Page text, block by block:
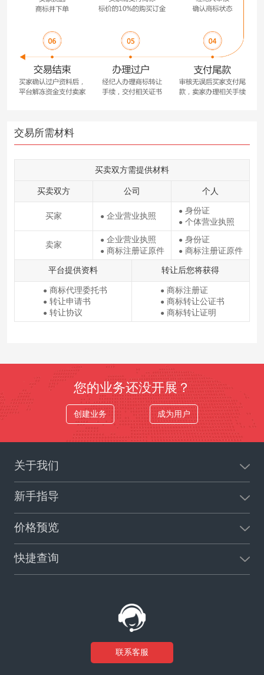
交易所需材料
买卖双方需提供材料
买卖双方 公司 个人
买家 ●企业营业执照 ●身份证
●个体营业执照
卖家 ●企业营业执照
●商标注册证原件
●身份证
●商标注册证原件
平台提供资料 转让后您将获得
●商标代理委托书
●转让申请书
●转让协议
●商标注册证
●商标转让公证书
●商标转让证明
您的业务还没开展？
创建业务 成为用户
关于我们
新手指导
价格预览
快捷查询
联系客服